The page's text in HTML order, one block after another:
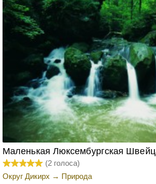
Маленькая Люксембургская
(2 голоса)
Округ Дикирх → Природа